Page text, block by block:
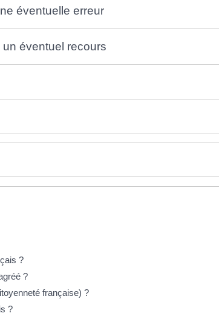
éventuelle erreur
éventuel recours
?
?
française) ?
?